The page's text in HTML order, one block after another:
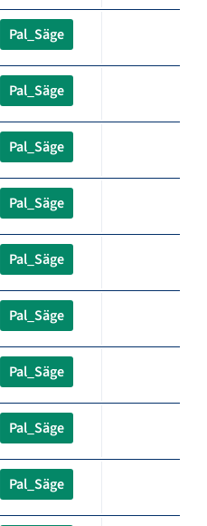
Pal_Säge
Pal_Säge
Pal_Säge
Pal_Säge
Pal_Säge
Pal_Säge
Pal_Säge
Pal_Säge
Pal_Säge